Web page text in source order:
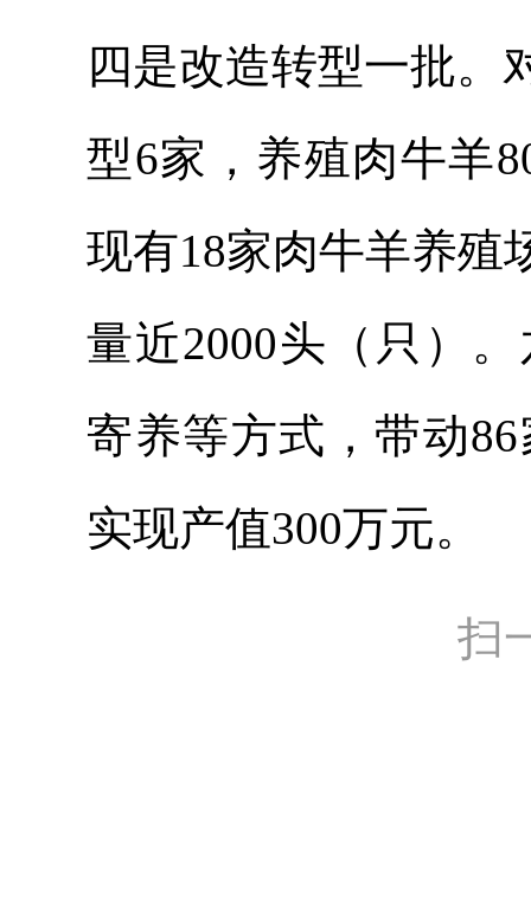
四是改造转型一批。
型6家，养殖肉牛羊
现有18家肉牛羊养殖
量近2000头（只）
寄养等方式，带动
实现产值300万元。
扫